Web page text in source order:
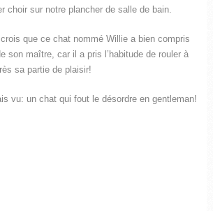
choir sur notre plancher de salle de bain.
que ce chat nommé Willie a bien compris
son maître, car il a pris l’habitude de rouler à
sa partie de plaisir!
vu: un chat qui fout le désordre en gentleman!